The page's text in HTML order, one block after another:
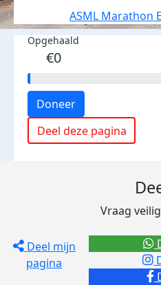
ASML Marathon
Opgehaald
€0
Doneer
Deel deze pagina
Deel mijn
pagina
Vraag